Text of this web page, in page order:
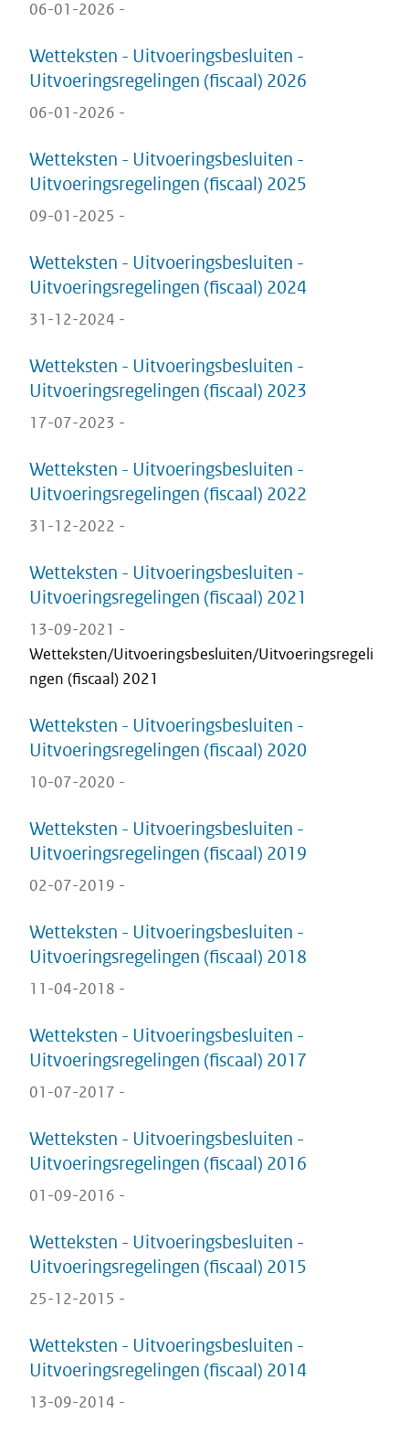
06-01-2026 -
Wetteksten - Uitvoeringsbesluiten -
Uitvoeringsregelingen (fiscaal) 2026
06-01-2026 -
Wetteksten - Uitvoeringsbesluiten -
Uitvoeringsregelingen (fiscaal) 2025
09-01-2025 -
Wetteksten - Uitvoeringsbesluiten -
Uitvoeringsregelingen (fiscaal) 2024
31-12-2024 -
Wetteksten - Uitvoeringsbesluiten -
Uitvoeringsregelingen (fiscaal) 2023
17-07-2023 -
Wetteksten - Uitvoeringsbesluiten -
Uitvoeringsregelingen (fiscaal) 2022
31-12-2022 -
Wetteksten - Uitvoeringsbesluiten -
Uitvoeringsregelingen (fiscaal) 2021
13-09-2021 -
Wetteksten/Uitvoeringsbesluiten/Uitvoeringsregeli
ngen (fiscaal) 2021
Wetteksten - Uitvoeringsbesluiten -
Uitvoeringsregelingen (fiscaal) 2020
10-07-2020 -
Wetteksten - Uitvoeringsbesluiten -
Uitvoeringsregelingen (fiscaal) 2019
02-07-2019 -
Wetteksten - Uitvoeringsbesluiten -
Uitvoeringsregelingen (fiscaal) 2018
11-04-2018 -
Wetteksten - Uitvoeringsbesluiten -
Uitvoeringsregelingen (fiscaal) 2017
01-07-2017 -
Wetteksten - Uitvoeringsbesluiten -
Uitvoeringsregelingen (fiscaal) 2016
01-09-2016 -
Wetteksten - Uitvoeringsbesluiten -
Uitvoeringsregelingen (fiscaal) 2015
25-12-2015 -
Wetteksten - Uitvoeringsbesluiten -
Uitvoeringsregelingen (fiscaal) 2014
13-09-2014 -